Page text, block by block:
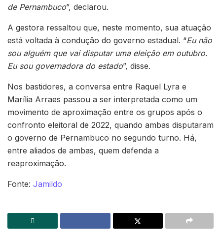
de Pernambuco”, declarou.
A gestora ressaltou que, neste momento, sua atuação
está voltada à condução do governo estadual. “Eu não
sou alguém que vai disputar uma eleição em outubro.
Eu sou governadora do estado”, disse.
Nos bastidores, a conversa entre Raquel Lyra e
Marília Arraes passou a ser interpretada como um
movimento de aproximação entre os grupos após o
confronto eleitoral de 2022, quando ambas disputaram
o governo de Pernambuco no segundo turno. Há,
entre aliados de ambas, quem defenda a
reaproximação.
Fonte: Jamildo